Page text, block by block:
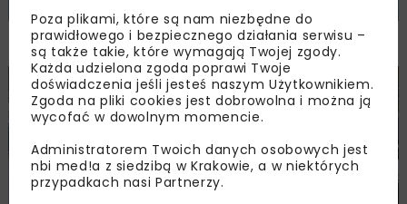
Jak wzmocnić dno akwenu
ENERGETYKA HYDROTECHNIKA
ARCHIWUM NBI
TECHNOLOGIE
Poza plikami, które są nam niezbędne do
prawidłowego i bezpiecznego działania serwisu –
są także takie, które wymagają Twojej zgody.
Każda udzielona zgoda poprawi Twoje
doświadczenia jeśli jesteś naszym Użytkownikiem.
Zgoda na pliki cookies jest dobrowolna i można ją
wycofać w dowolnym momencie.
Administratorem Twoich danych osobowych jest
nbi med!a z siedzibą w Krakowie, a w niektórych
przypadkach nasi Partnerzy.